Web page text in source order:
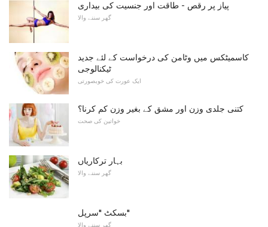
پیاز پر رقص - طاقت اور جنسیت کی بیداری
گھر سننے والا
کاسمیٹکس میں وٹامن کی درخواست کے لئے جدید
ٹیکنالوجی
ایک عورت کی خوبصورتی
کتنی جلدی وزن اور مشق کے بغیر وزن کم کرنا؟
خواتین کی صحت
بہار ترکاریاں
گھر سننے والا
بسکٹ "سرپل"
گھر سننے والا